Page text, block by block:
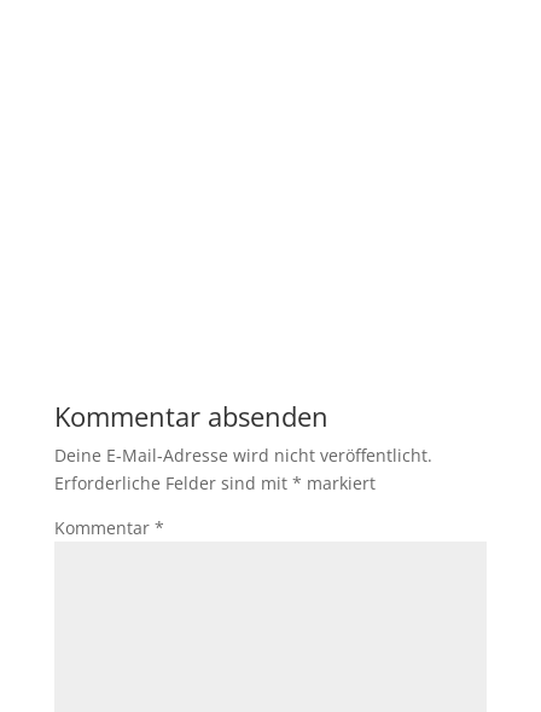
Kommentar absenden
Deine E-Mail-Adresse wird nicht veröffentlicht.
Erforderliche Felder sind mit * markiert
Kommentar *